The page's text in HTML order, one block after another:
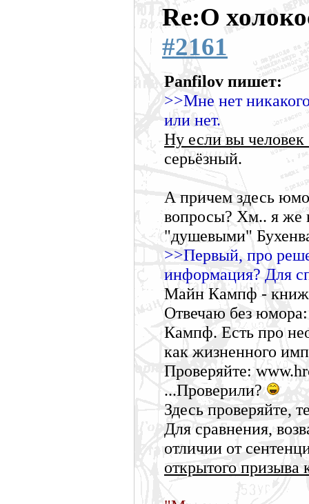
Re:О
#2161
Panfilov пишет:
>>Мне нет
или нет.
Ну если вы
серьёзный.
А причем здесь
вопросы? Хм.. я же
"душевыми"
>>Первый, про
информация? Для
Майн Кампф -
Отвечаю без
Кампф. Есть про
как жизненного
Проверяйте:
...Проверили?
Здесь проверяйте,
Для сравнения,
отличии от
открытого призыва